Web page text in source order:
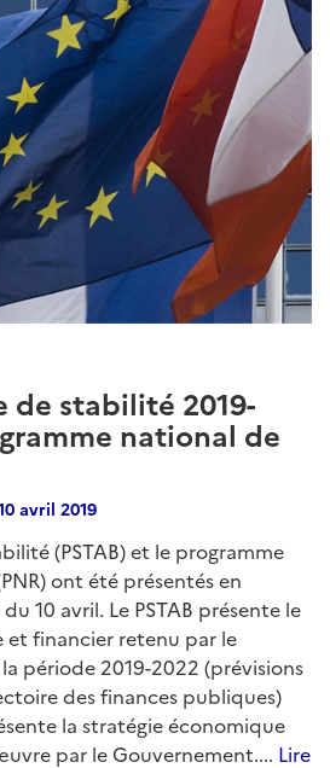
de stabilité 2019-
national de
avril 2019
(PSTAB) et le programme
ont été présentés en
10 avril. Le PSTAB présente le
et financier retenu par le
période 2019-2022 (prévisions
des finances publiques)
la stratégie économique
par le Gouvernement.... Lire